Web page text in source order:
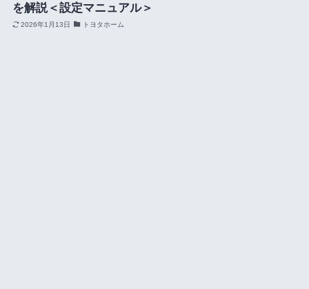
を解説＜設定マニュアル＞
2026年1月13日 トヨタホーム